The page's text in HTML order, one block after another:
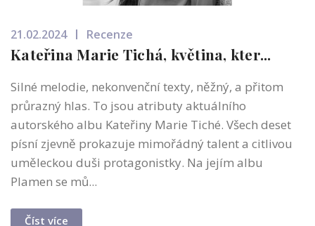
21.02.2024 Recenze
Kateřina Marie Tichá, květina, kter...
Silné melodie, nekonvenční texty, něžný, a přitom
průrazný hlas. To jsou atributy aktuálního
autorského albu Kateřiny Marie Tiché. Všech deset
písní zjevně prokazuje mimořádný talent a citlivou
uměleckou duši protagonistky. Na jejím albu
Plamen se mů...
Číst více